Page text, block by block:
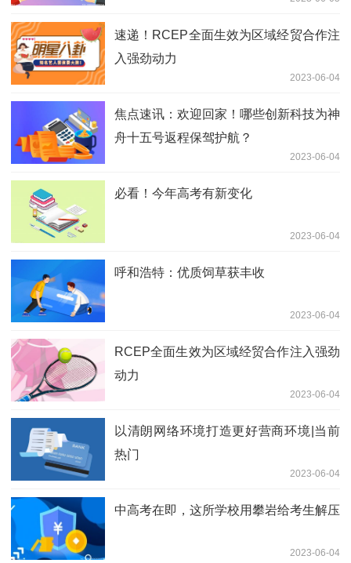
速递！RCEP全面生效为区域经贸合作注
入强劲动力
2023-06-04
焦点速讯：欢迎回家！哪些创新科技为神
舟十五号返程保驾护航？
2023-06-04
必看！今年高考有新变化
2023-06-04
呼和浩特：优质饲草获丰收
2023-06-04
RCEP全面生效为区域经贸合作注入强劲
动力
2023-06-04
以清朗网络环境打造更好营商环境|当前
热门
2023-06-04
中高考在即，这所学校用攀岩给考生解压
2023-06-04